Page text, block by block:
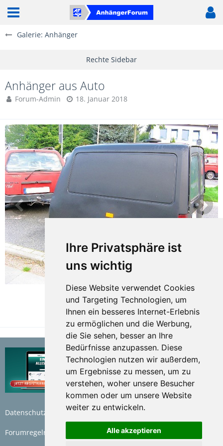
Ihre Privatsphäre ist
uns wichtig
Diese Website verwendet Cookies
und Targeting Technologien, um
Ihnen ein besseres Internet-Erlebnis
zu ermöglichen und die Werbung,
die Sie sehen, besser an Ihre
Bedürfnisse anzupassen. Diese
Technologien nutzen wir außerdem,
um Ergebnisse zu messen, um zu
verstehen, woher unsere Besucher
kommen oder um unsere Website
weiter zu entwickeln.
Alle akzeptieren
Galerie: Anhänger
Anhänger aus Auto
Forum-Admin 18. Januar 2018
TEILEN
Datenschutzerklärung Nutzungsbedingungen
Forumregeln